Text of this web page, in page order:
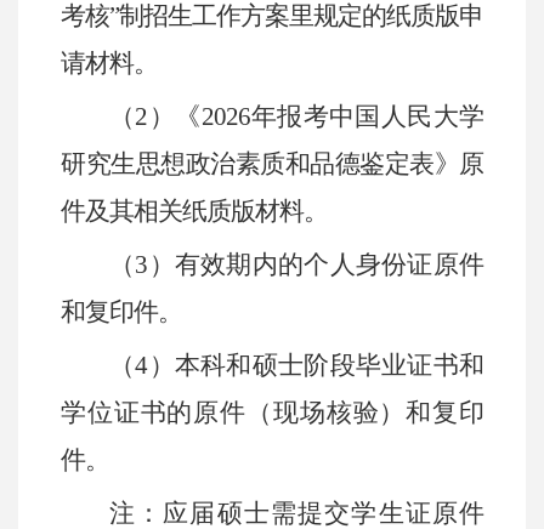
考核”制招生工作方案里规定的纸质版申
请材料。
（2 ）《2026年报考中国人民大学
研究生思想政治素质和品德鉴定表》原
件及其相关纸质版材料。
（3 ）有效期内的个人身份证原件
和复印件。
（4）本科和硕士阶段毕业证书和
学位证书的原件（现场核验）和复印
件。
注：应届硕士需提交学生证原件